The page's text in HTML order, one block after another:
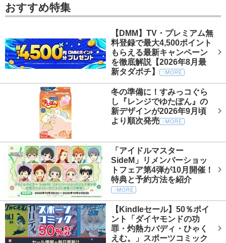
おすすめ特集
【DMM】TV・プレミアム無
料登録で最大4,500ポイント
もらえる最新キャンペーン
を徹底解説【2026年8月最
新タダポチ】
冬の準備に！すみっコぐら
し『レンジでゆたぽん』の
新デザインが2026年9月頃
より順次発売
「アイドルマスター
SideM」リメンバーショッ
トフェア第4弾が10月開催！
特典と予約方法を紹介
【Kindleセール】50％ポイ
ント「ダイヤモンドの功
罪・灼熱カバディ・ひゃく
えむ。」スポーツコミック